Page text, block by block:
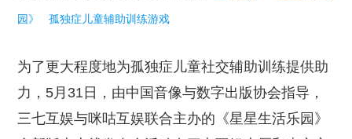
园》 孤独症儿童辅助训练游戏
为了更大程度地为孤独症儿童社交辅助训练提供助
力，5月31日，由中国音像与数字出版协会指导，
三七互娱与咪咕互娱联合主办的《星星生活乐园》